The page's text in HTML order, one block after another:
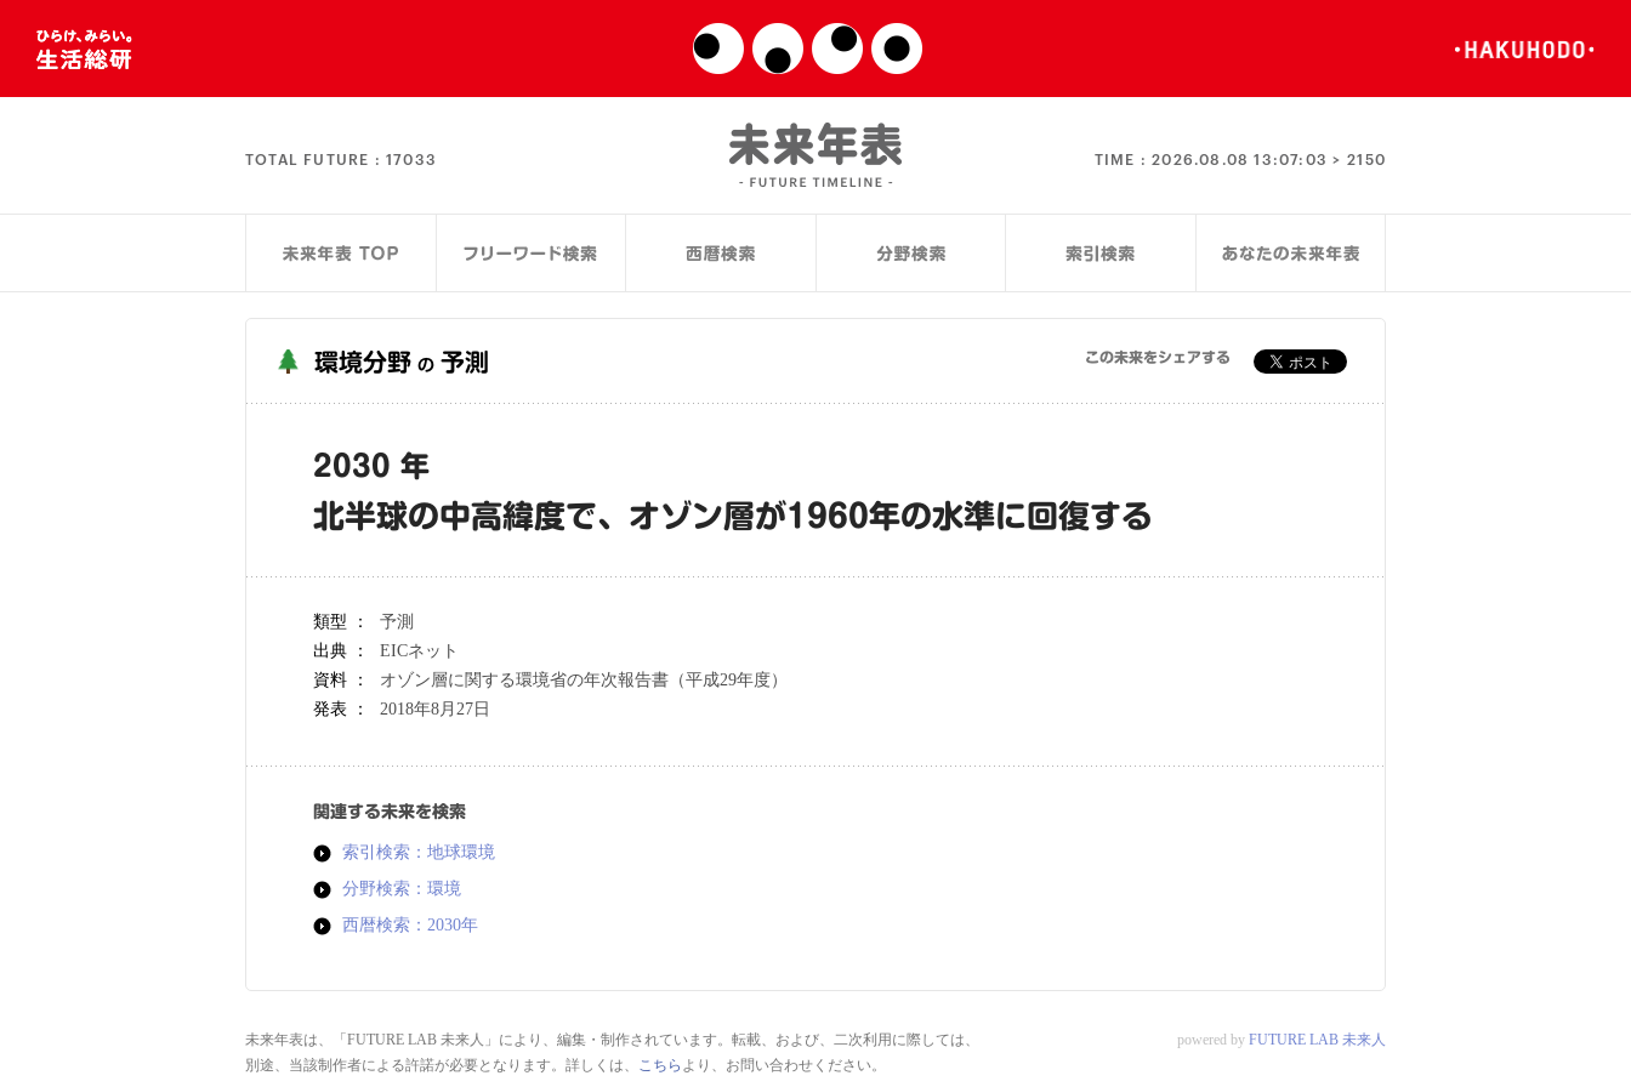
TOTAL FUTURE : 17033 TIME :2026.08.08 13:07:03 > 2150
環境分野 の 予測 この未来をシェアする
2030 年
北半球の中高緯度で、オゾン層が1960年の水準に回復する
類型 ：
予測
出典 ：
EICネット
資料 ：
オゾン層に関する環境省の年次報告書（平成29年度）
発表 ：
2018年8月27日
関連する未来を検索
索引検索：地球環境
分野検索：環境
西暦検索：2030年
未来年表は、「FUTURE LAB 未来人」により、編集・制作されています。転載、および、二次利用に際しては、
別途、当該制作者による許諾が必要となります。詳しくは、 こちら より、お問い合わせください。
powered by FUTURE LAB 未来人